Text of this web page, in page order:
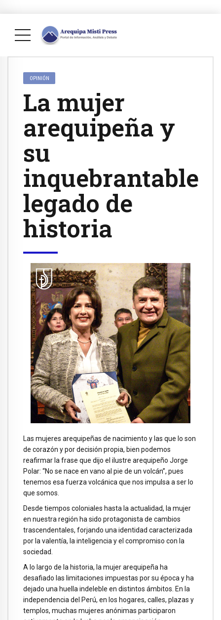
OPINIÓN
La mujer
arequipeña y
su
inquebrantable
legado de
historia
Las mujeres arequipeñas de nacimiento y las que lo son
de corazón y por decisión propia, bien podemos
reafirmar la frase que dijo el ilustre arequipeño Jorge
Polar: “No se nace en vano al pie de un volcán”, pues
tenemos esa fuerza volcánica que nos impulsa a ser lo
que somos.
Desde tiempos coloniales hasta la actualidad, la mujer
en nuestra región ha sido protagonista de cambios
trascendentales, forjando una identidad caracterizada
por la valentía, la inteligencia y el compromiso con la
sociedad.
A lo largo de la historia, la mujer arequipeña ha
desafiado las limitaciones impuestas por su época y ha
dejado una huella indeleble en distintos ámbitos. En la
independencia del Perú, en los hogares, calles, plazas y
templos, muchas mujeres anónimas participaron